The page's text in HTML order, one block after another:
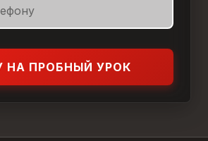
НА ПРОБНЫЙ УРОК